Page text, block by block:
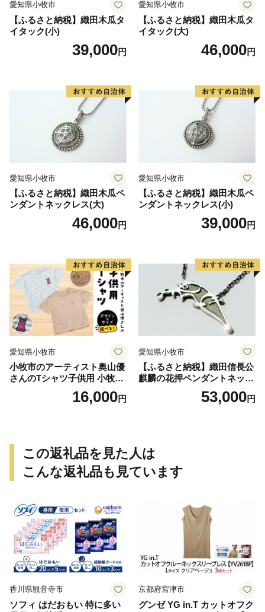
愛知県小牧市
【ふるさと納税】織田木瓜タ
イタック(小)
39,000円
愛知県小牧市
【ふるさと納税】織田木瓜タ
イタック(大)
46,000円
愛知県小牧市
【ふるさと納税】織田木瓜ペ
ンダントネックレス(大)
46,000円
愛知県小牧市
【ふるさと納税】織田木瓜ペ
ンダントネックレス(小)
39,000円
愛知県小牧市
小牧市のアーティスト奥山優
さんのTシャツ子供用 小牧市
16,000円
愛知県小牧市
【ふるさと納税】織田信長公
麒麟の花押ペンダントネック
53,000円
この返礼品を見た人は
こんな返礼品も見ています
香川県観音寺市
ソフィ はだおもい 特に多い
京都府宮津市
グンゼ YG in.T カットオフク